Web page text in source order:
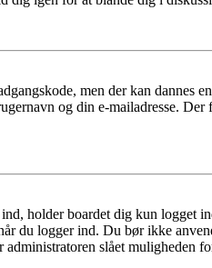
men der kan dannes
og din e-mailadresse.
holder boardet dig kun logget
du logger ind. Du bør ikke
slået muligheden